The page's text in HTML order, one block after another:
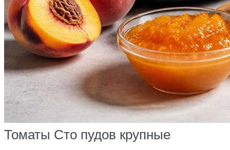
Томаты Сто пудов крупные